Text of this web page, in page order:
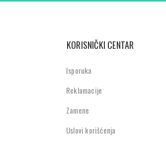
KORISNIČKI CENTAR
Isporuka
Reklamacije
Zamene
Uslovi korišćenja